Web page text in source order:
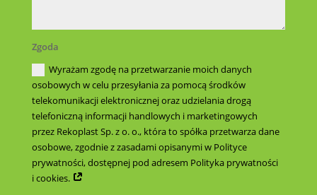
Zgoda
Wyrażam zgodę na przetwarzanie moich danych
osobowych w celu przesyłania za pomocą środków
telekomunikacji elektronicznej oraz udzielania drogą
telefoniczną informacji handlowych i marketingowych
przez Rekoplast Sp. z o. o., która to spółka przetwarza dane
osobowe, zgodnie z zasadami opisanymi w Polityce
prywatności, dostępnej pod adresem Polityka prywatności
i cookies.